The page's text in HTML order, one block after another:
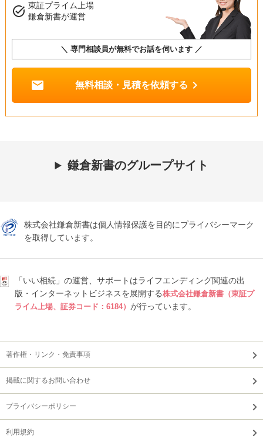
task_alt 東証プライム上場
鎌倉新書が運営
＼ 専門相談員が無料でお話を伺います ／
mail 無料相談・見積を依頼する chevron_right
鎌倉新書のグループサイト
株式会社鎌倉新書は個人情報保護を目的にプライバシーマーク
を取得しています。
「いい相続」の運営、サポートはライフエンディング関連の出
版・インターネットビジネスを展開する株式会社鎌倉新書（東証プ
ライム上場、証券コード：6184） が行っています。
著作権・リンク・免責事項
掲載に関するお問い合わせ
プライバシーポリシー
利用規約